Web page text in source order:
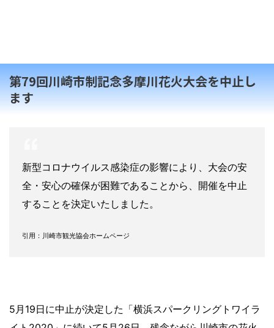
第79回川崎市制記念多摩川花火大会を中止し
ます
新型コロナウイルス感染症の影響により、大会の安
全・安心の確保が困難であることから、開催を中止
することを決定いたしました。
引用：川崎市観光協会ホームページ
5月19日に中止が決定した「横浜スパークリングトワイラ